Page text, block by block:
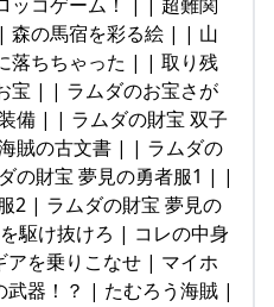
森の馬宿を彩る絵 | | 山
落ちちゃった | | 取り残
宝 | | ラムダのお宝さが
備 | | ラムダの財宝 双子
賊の古文書 | | ラムダの
の財宝 夢見の勇者服1 | |
2 | ラムダの財宝 夢見の
駆け抜けろ | コレの中身
を乗りこなせ | マイホ
器！？ | たむろう海賊 |